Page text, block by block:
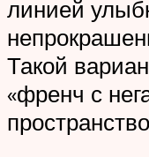
линией
Такой
«френч с